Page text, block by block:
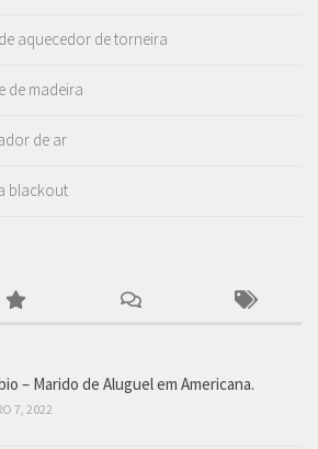
aquecedor de torneira
de madeira
de ar
blackout
– Marido de Aluguel em Americana.
7, 2022